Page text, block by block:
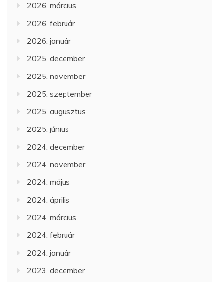
2026. március
2026. február
2026. január
2025. december
2025. november
2025. szeptember
2025. augusztus
2025. június
2024. december
2024. november
2024. május
2024. április
2024. március
2024. február
2024. január
2023. december